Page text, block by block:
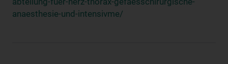
anaesthesie-und-intensivme/